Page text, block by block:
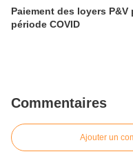
Paiement des loyers P&V
période COVID
Commentaires
Ajouter un